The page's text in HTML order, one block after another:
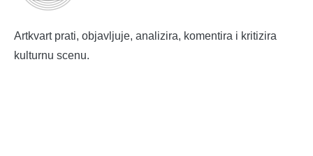
Artkvart prati, objavljuje, analizira, komentira i kritizira
kulturnu scenu.